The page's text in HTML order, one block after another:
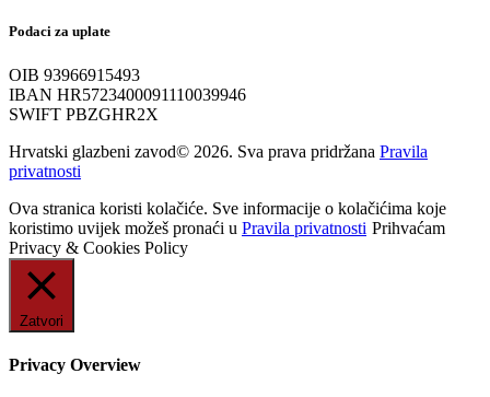
Podaci za uplate
OIB 93966915493
IBAN HR5723400091110039946
SWIFT PBZGHR2X
Hrvatski glazbeni zavod© 2026. Sva prava pridržana Pravila
privatnosti
Ova stranica koristi kolačiće. Sve informacije o kolačićima koje
koristimo uvijek možeš pronaći u Pravila privatnosti Prihvaćam
Privacy & Cookies Policy
Zatvori
Privacy Overview